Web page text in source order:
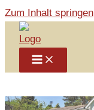
Zum Inhalt springen